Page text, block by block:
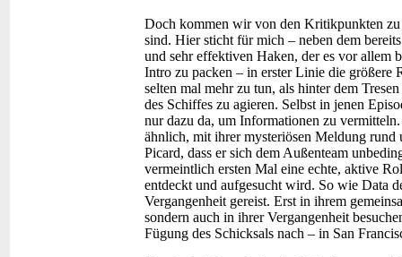
Doch kommen wir von den Kritikpunkten zu
sind. Hier sticht für mich – neben dem
und sehr effektiven Haken, der es vor allem
Intro zu packen – in erster Linie die
selten mal mehr zu tun, als hinter dem
des Schiffes zu agieren. Selbst in jenen
nur dazu da, um Informationen zu
ähnlich, mit ihrer mysteriösen Meldung
Picard, dass er sich dem Außenteam
vermeintlich ersten Mal eine echte, aktive
entdeckt und aufgesucht wird. So wie Data
Vergangenheit gereist. Erst in ihrem
sondern auch in ihrer Vergangenheit
Fügung des Schicksals nach – in San